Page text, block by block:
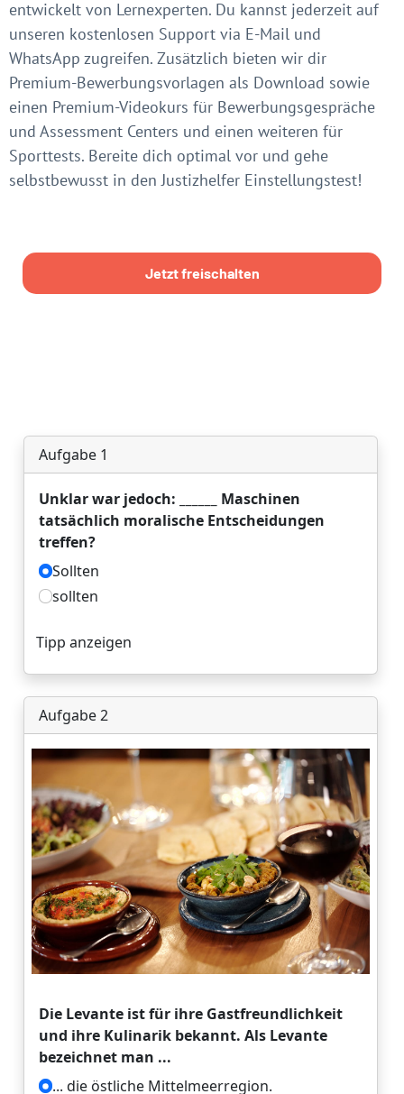
entwickelt von Lernexperten. Du kannst jederzeit auf
unseren kostenlosen Support via E-Mail und
WhatsApp zugreifen. Zusätzlich bieten wir dir
Premium-Bewerbungsvorlagen als Download sowie
einen Premium-Videokurs für Bewerbungsgespräche
und Assessment Centers und einen weiteren für
Sporttests. Bereite dich optimal vor und gehe
selbstbewusst in den Justizhelfer Einstellungstest!
Jetzt freischalten